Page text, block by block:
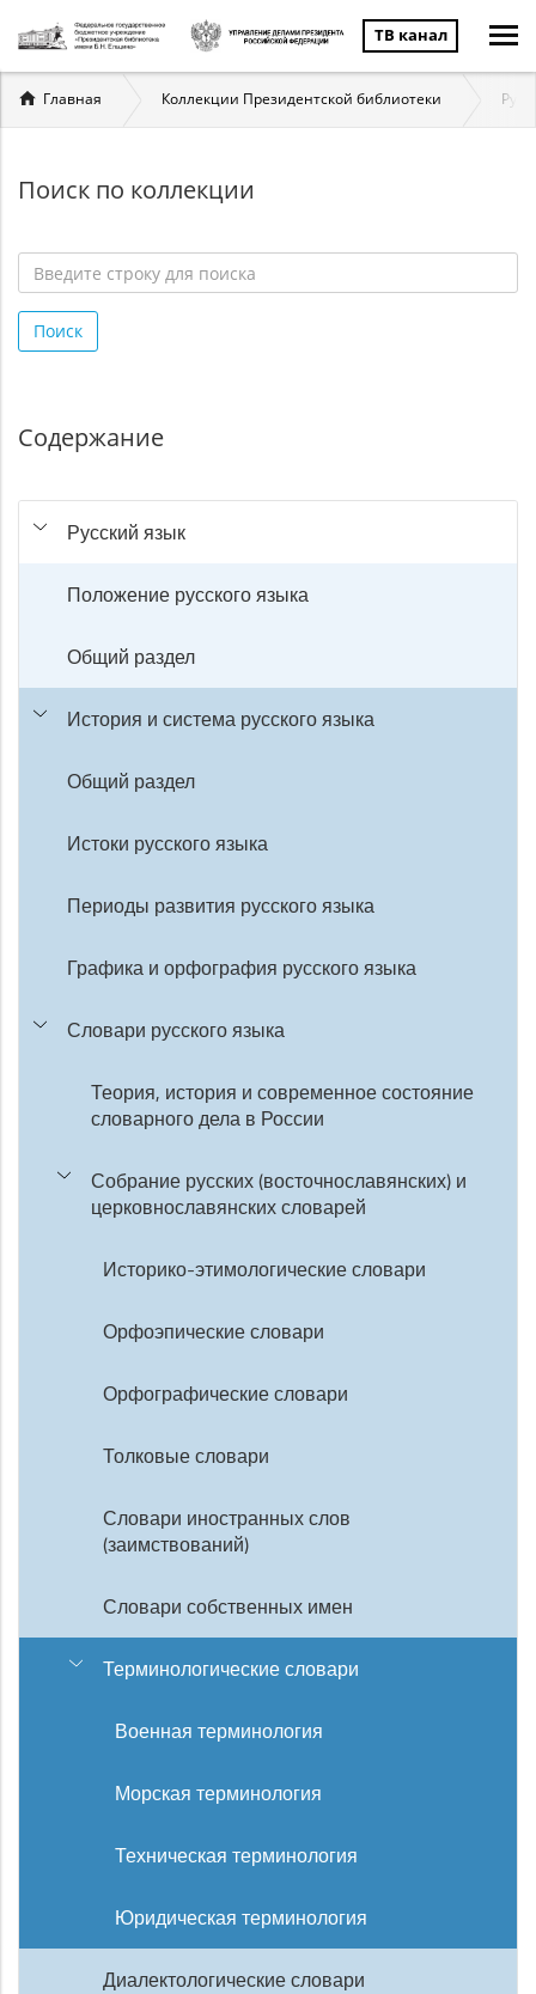
ТВ канал
Вы
здесь
Главная Коллекции Президентской библиотеки
Поиск по коллекции
строку
для
Поиск
Содержание
Русский язык
Положение русского языка
Общий раздел
История и система русского языка
Общий раздел
Истоки русского языка
Периоды развития русского языка
Графика и орфография русского языка
Словари русского языка
Теория, история и современное состояние
словарного дела в России
Собрание русских (восточнославянских) и
церковнославянских словарей
Историко-этимологические словари
Орфоэпические словари
Орфографические словари
Толковые словари
Словари иностранных слов
(заимствований)
Словари собственных имен
Терминологические словари
Военная терминология
Морская терминология
Техническая терминология
Юридическая терминология
Диалектологические словари